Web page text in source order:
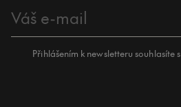
Přihlášením k newsletteru souhlasíte s